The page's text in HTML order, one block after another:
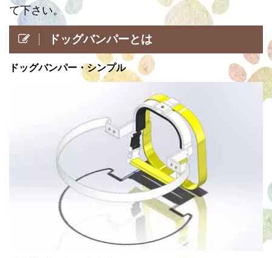
て下さい。
ドッグバンパーとは
ドッグバンパー・シンプル